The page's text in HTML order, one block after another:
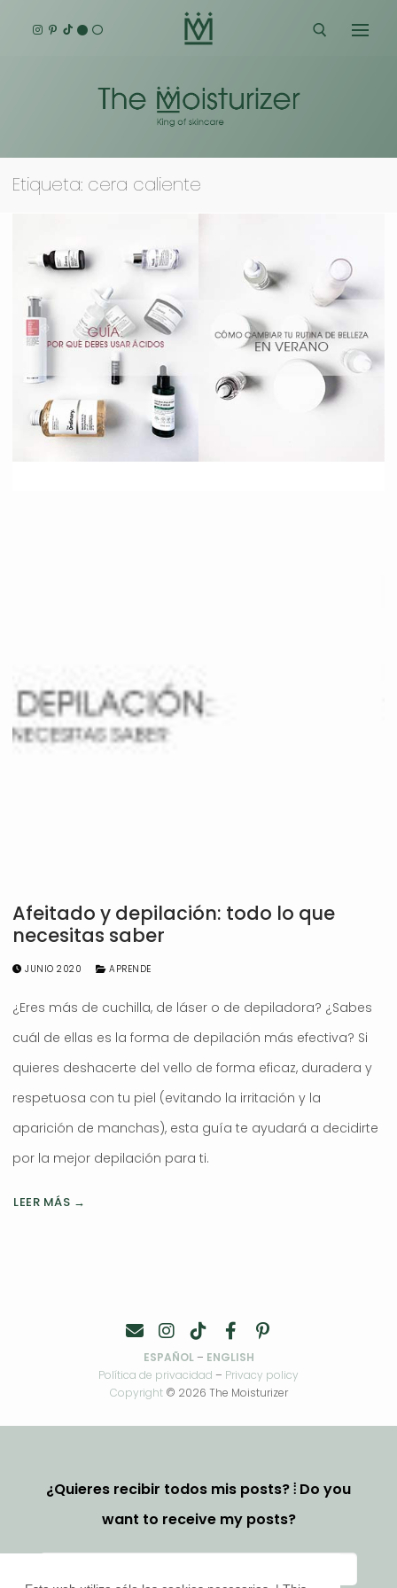
Buscar:
Etiqueta: cera caliente
Afeitado y depilación: todo lo que
necesitas saber
JUNIO 2020 APRENDE
¿Eres más de cuchilla, de láser o de depiladora? ¿Sabes
cuál de ellas es la forma de depilación más efectiva? Si
quieres deshacerte del vello de forma eficaz, duradera y
respetuosa con tu piel (evitando la irritación y la
aparición de manchas), esta guía te ayudará a decidirte
por la mejor depilación para ti.
LEER MÁS →
ESPAÑOL– ENGLISH
Política de privacidad – Privacy policy
Copyright© 2026 The Moisturizer
¿Quieres recibir todos mis posts? ⦙ Do you
want to receive my posts?